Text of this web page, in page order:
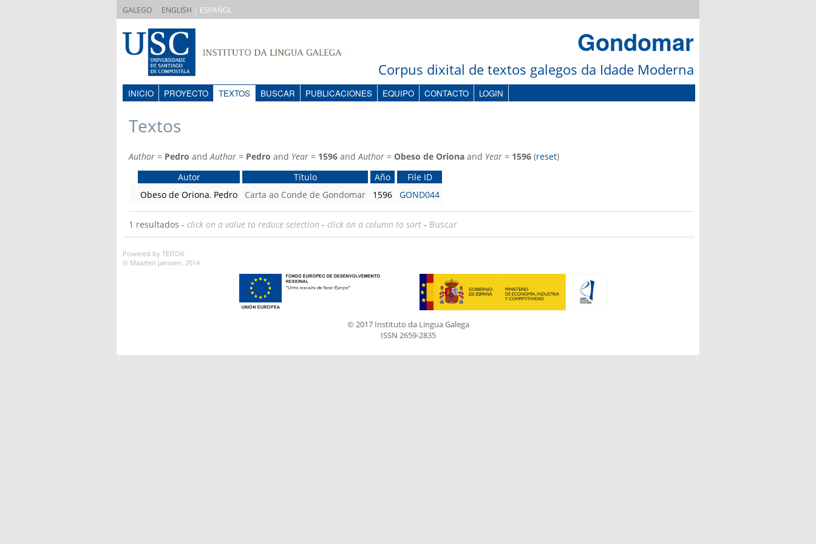
GALEGO ENGLISH | ESPAÑOL
Gondomar
Corpus dixital de textos galegos da Idade Moderna
INICIO PROYECTO TEXTOS BUSCAR PUBLICACIONES EQUIPO CONTACTO LOGIN
Textos
Author = Pedro and Author = Pedro and Year = 1596 and Author = Obeso de Oriona and Year = 1596 (reset)
Autor
Título Año
File ID
Obeso de Oriona, Pedro Carta ao Conde de Gondomar 1596 GOND044
1 resultados - click on a value to reduce selection - click on a column to sort - Buscar
Powered by TEITOK
© Maarten Janssen, 2014
© 2017 Instituto da Lingua Galega
ISSN 2659-2835